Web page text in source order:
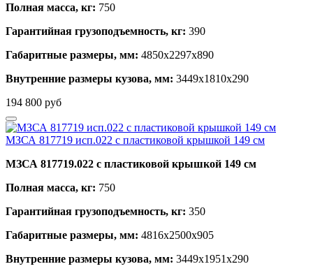
Полная масса, кг: 750
Гарантийная грузоподъемность, кг: 390
Габаритные размеры, мм: 4850х2297х890
Внутренние размеры кузова, мм: 3449х1810х290
194 800 руб
МЗСА 817719 исп.022 с пластиковой крышкой 149 см
МЗСА 817719.022 с пластиковой крышкой 149 см
Полная масса, кг: 750
Гарантийная грузоподъемность, кг: 350
Габаритные размеры, мм: 4816х2500х905
Внутренние размеры кузова, мм: 3449х1951х290